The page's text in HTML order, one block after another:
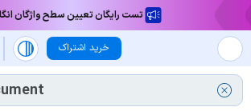
تست رایگان تعیین سطح واژگان
خرید اشتراک